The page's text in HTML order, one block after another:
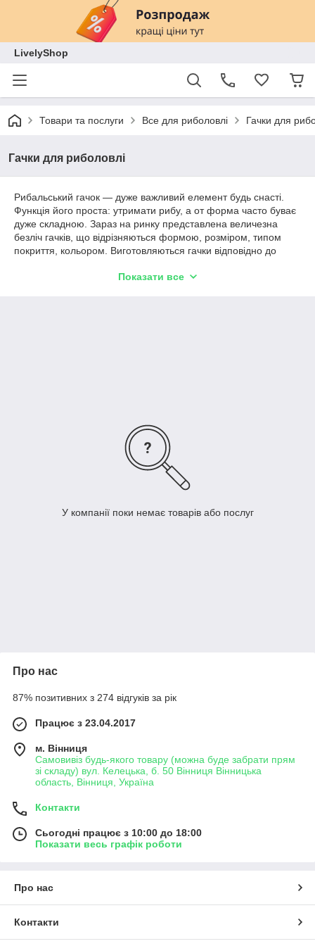
LivelyShop
Товари та послуги Все для риболовлі Гачки для
Гачки для риболовлі
Рибальський гачок — дуже важливий елемент будь снасті.
Функція його проста: утримати рибу, а от форма часто буває
дуже складною. Зараз на ринку представлена величезна
безліч гачків, що відрізняються формою, розміром, типом
покриття, кольором. Виготовляються гачки відповідно до
різних видів риби, форма рота, зубів і губ. Враховується
Показати все
У компанії поки немає товарів або послуг
Про нас
87% позитивних з 274 відгуків за рік
Працює з 23.04.2017
м. Вінниця
Самовивіз будь-якого товару (можна буде забрати прям
зі складу) вул. Келецька, б. 50 Вінниця Вінницька
область, Вінниця, Україна
Контакти
Сьогодні працює з 10:00 до 18:00
Показати весь графік роботи
Про нас
Контакти